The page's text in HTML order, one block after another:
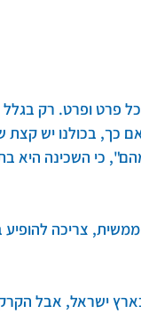
פרט ופרט. רק
כך, בכולנו יש קצת
כי השכינה היא
ממשית, צריכה
ישראל, אבל